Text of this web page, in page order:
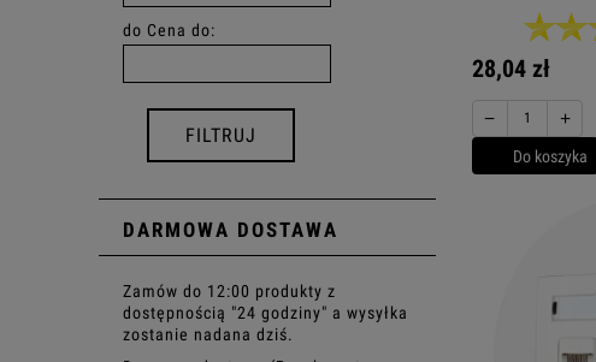
do Cena do:
FILTRUJ
DARMOWA DOSTAWA
Zamów do 12:00 produkty z
dostępnością "24 godziny" a wysyłka
zostanie nadana dziś.
28,04 zł
− +
Do koszyka